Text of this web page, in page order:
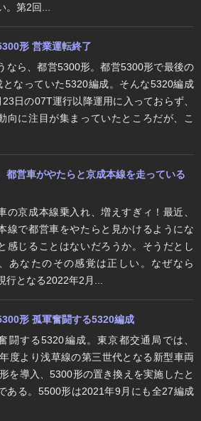
。第2回...
形 営業運転終了
なら、都営5300形。都営5300形で最後の
となっていた5320編成。そんな5320編成
23日の07T運行以降運用に入っておらず、
向に注目が集まっていたところだが、こ
都営車がやたらと京成本線を走っている
の京成本線乗入れ、増えすぎィ！最近、
線で都営車をやたらと見かけるようにな
感じることはないだろうか。そうだとし
あなたのその感覚は正しい。なぜなら
行となる2022年2月...
形 孤軍奮闘する5320編成
闘する5320編成。東京都交通局では、
度より浅草線の第三世代となる新型車両
を導入、5300形の置き換えを実施したと
ある。5500形は2021年9月にも全27編成